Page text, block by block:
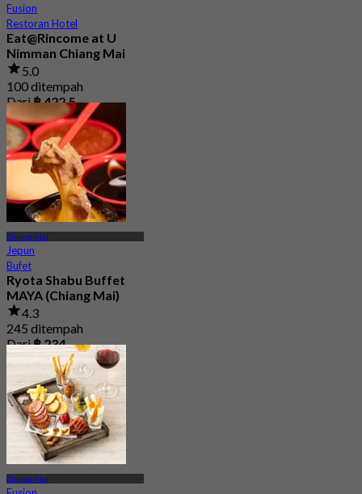
Fusion
Restoran Hotel
Eat@Rincome at U
Nimman Chiang Mai
5.0
100 ditempah
Dari฿ 422.5
Chiang Mai
Jepun
Bufet
Ryota Shabu Buffet
MAYA (Chiang Mai)
4.3
245 ditempah
Dari฿ 234
Chiang Mai